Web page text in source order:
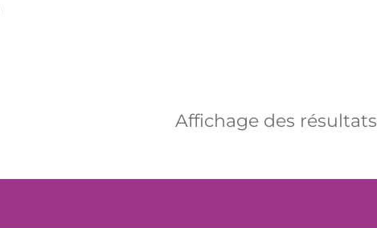
Affichage des résultats